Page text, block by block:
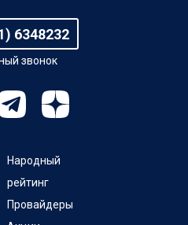
6348232
звонок
Народный
рейтинг
Провайдеры